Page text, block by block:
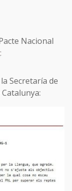
Nacional
:
Secretaría de